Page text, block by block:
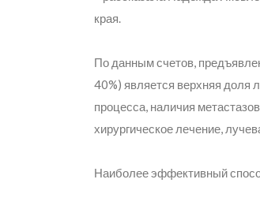
края.
По данным счетов,
40%) является верхняя доля
процесса, наличия
хирургическое лечение,
Наиболее эффективный